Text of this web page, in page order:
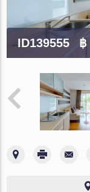
ID139555 ฿